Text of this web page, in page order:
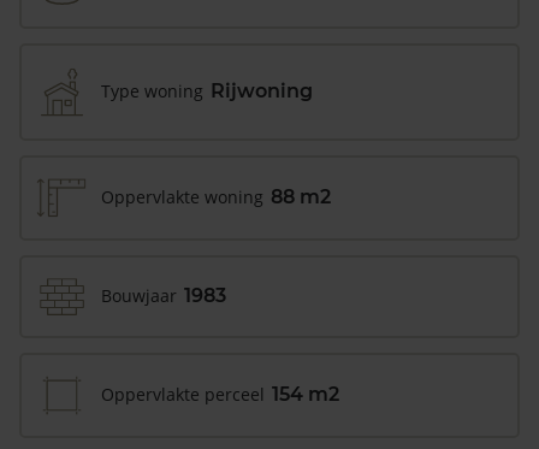
Type woning Rijwoning
Oppervlakte woning 88 m2
Bouwjaar 1983
Oppervlakte perceel 154 m2